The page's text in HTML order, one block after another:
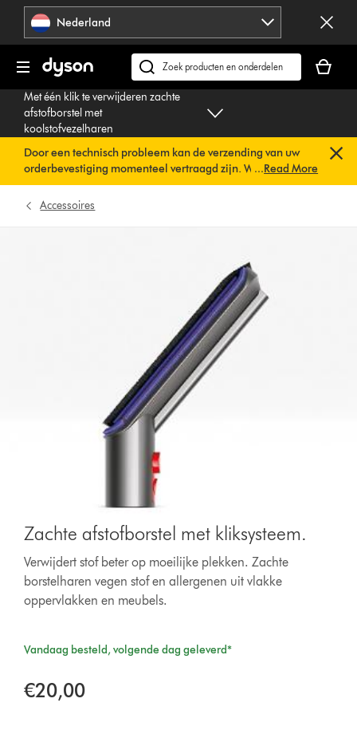
Navigatie
overslaan
Nederland
Zoek
op
is
Met één klik te verwijderen zachte
afstofborstel met
koolstofvezelharen
Door een technisch probleem kan de verzending van uw
orderbevestiging momenteel vertraagd zijn. We werken al
aan een snelle oplossing.U hoeft verder niets te doen. Uw
orderbevestiging wordt binnenkort automatisch naar u
...Read More
Accessoires
Zachte afstofborstel met kliksysteem.
Verwijdert stof beter op moeilijke plekken. Zachte
borstelharen vegen stof en allergenen uit vlakke
oppervlakken en meubels.
Vandaag besteld, volgende dag geleverd*
€20,00